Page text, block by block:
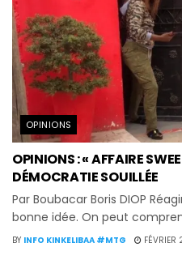
OPINIONS
OPINIONS : « AFFAIRE
DÉMOCRATIE SOUILLÉE
Par Boubacar Boris DIOP
bonne idée. On peut
BY INFO KINKELIBAA #MTG FÉVRIER